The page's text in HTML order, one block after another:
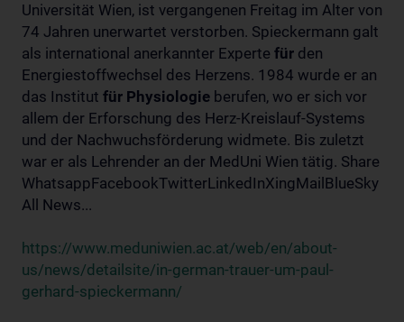
Universität Wien, ist vergangenen Freitag im Alter von
74 Jahren unerwartet verstorben. Spieckermann galt
als international anerkannter Experte für den
Energiestoffwechsel des Herzens. 1984 wurde er an
das Institut für Physiologie berufen, wo er sich vor
allem der Erforschung des Herz-Kreislauf-Systems
und der Nachwuchsförderung widmete. Bis zuletzt
war er als Lehrender an der MedUni Wien tätig. Share
WhatsappFacebookTwitterLinkedInXingMailBlueSky
All News...
https://www.meduniwien.ac.at/web/en/about-
us/news/detailsite/in-german-trauer-um-paul-
gerhard-spieckermann/